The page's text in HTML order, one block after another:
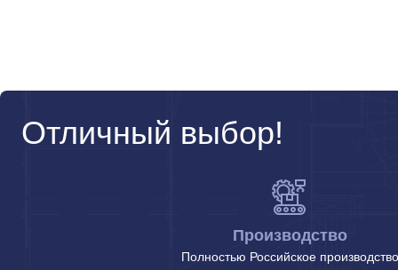
Отличный выбор!
Производство
Полностью Российское производство